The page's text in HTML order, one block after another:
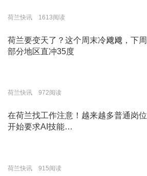
荷兰快讯 1613阅读
荷兰要变天了？这个周末冷飕飕，下周
部分地区直冲35度
荷兰快讯 972阅读
在荷兰找工作注意！越来越多普通岗位
开始要求AI技能…
荷兰快讯 915阅读